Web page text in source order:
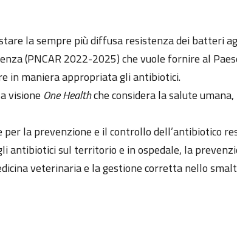
la sempre più diffusa resistenza dei batteri
(PNCAR 2022-2025) che vuole fornire al
in maniera appropriata gli antibiotici.
visione One Healthche considera la salute
la prevenzione e il controllo dell’antibiotico
antibiotici sul territorio e in ospedale, la
veterinaria e la gestione corretta nello